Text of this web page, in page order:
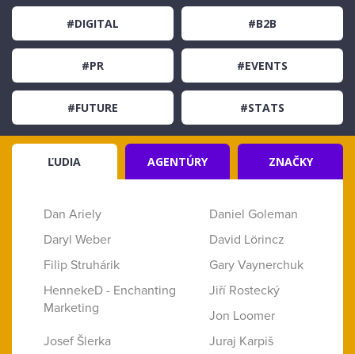
#DIGITAL #B2B
#PR #EVENTS
#FUTURE #STATS
ĽUDIA AGENTÚRY ZNAČKY
Dan Ariely
Daniel Goleman
Daryl Weber
David Lörincz
Filip Struhárik
Gary Vaynerchuk
HennekeD - Enchanting
Marketing
Jiří Rostecký
Jon Loomer
Josef Šlerka
Juraj Karpiš